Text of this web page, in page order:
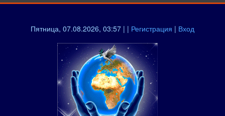
Пятница, 07.08.2026, 03:57 | | Регистрация | Вход